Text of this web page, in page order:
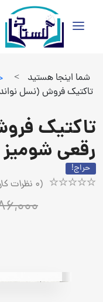
شما اینجا هستید >
تاکتیک فروش (نسل
تاکتیک
رقعی شومیز
حراج!
(
0 نظرات
86,000